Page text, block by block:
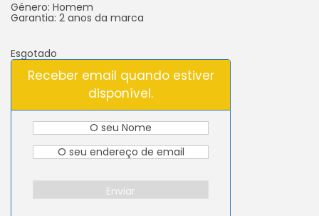
Género: Homem
Garantia: 2 anos da marca
Esgotado
Receber email quando estiver
disponível.
Enviar